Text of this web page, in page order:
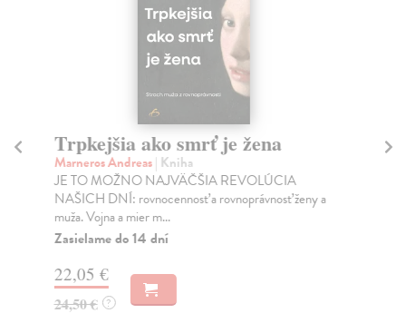
Trpkejšia ako smrť je žena
Marneros Andreas| Kniha
JE TO MOŽNO NAJVÄČŠIA REVOLÚCIA
NAŠICH DNÍ: rovnocennosť a rovnoprávnosť ženy a
muža. Vojna a mier m...
Zasielame do 14 dní
22,05 €
24,50 € ?